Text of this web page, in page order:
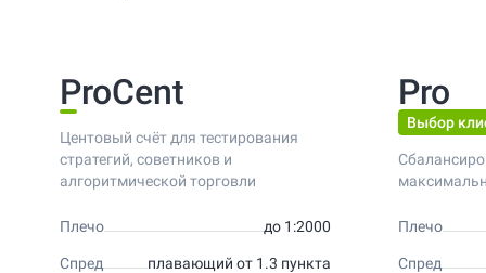
ProCent
Центовый счёт для тестирования
стратегий, советников и
алгоритмической торговли
Плечо до 1:2000
Спред плавающий от 1.3 пункта
Pro
Выбор
Плечо
Спред